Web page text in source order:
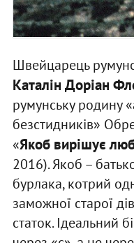
Швейцарець
Каталін Доріан
румунську родину
безстидників»
«Якоб вирішує
2016). Якоб –
бурлака, котрий
заможної старої
статок. Ідеальний